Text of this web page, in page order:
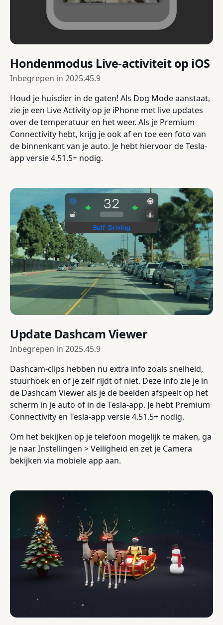
Hondenmodus Live-activiteit op iOS
Inbegrepen in 2025.45.9
Houd je huisdier in de gaten! Als Dog Mode aanstaat,
zie je een Live Activity op je iPhone met live updates
over de temperatuur en het weer. Als je Premium
Connectivity hebt, krijg je ook af en toe een foto van
de binnenkant van je auto. Je hebt hiervoor de Tesla-
app versie 4.51.5+ nodig.
Update Dashcam Viewer
Inbegrepen in 2025.45.9
Dashcam-clips hebben nu extra info zoals snelheid,
stuurhoek en of je zelf rijdt of niet. Deze info zie je in
de Dashcam Viewer als je de beelden afspeelt op het
scherm in je auto of in de Tesla-app. Je hebt Premium
Connectivity en Tesla-app versie 4.51.5+ nodig.
Om het bekijken op je telefoon mogelijk te maken, ga
je naar Instellingen > Veiligheid en zet je Camera
bekijken via mobiele app aan.